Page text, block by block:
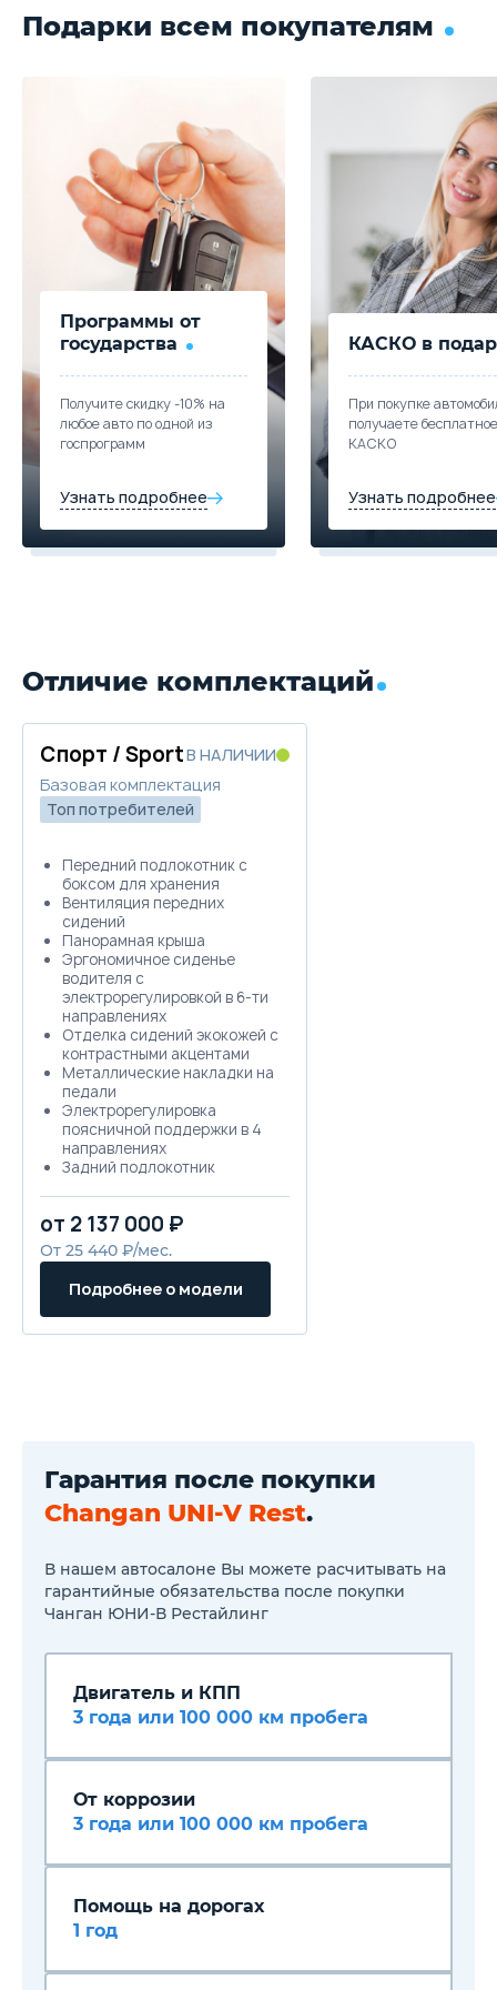
Подарки всем покупателям
Программы от
государства
Получите скидку -10% на
любое авто по одной из
госпрограмм
Узнать подробнее
КАСКО в
При покупке
получаете бесплатное
КАСКО
Узнать подробнее
Отличие комплектаций
Спорт / SportВ НАЛИЧИИ
Базовая комплектация
Топ потребителей
Передний подлокотник с
боксом для хранения
Вентиляция передних
сидений
Панорамная крыша
Эргономичное сиденье
водителя с
электрорегулировкой в 6-ти
направлениях
Отделка сидений экокожей с
контрастными акцентами
Металлические накладки на
педали
Электрорегулировка
поясничной поддержки в 4
направлениях
Задний подлокотник
Регулировка ремней
безопасности по высоте
Складывание спинки второго
ряда сидений в
соотношении 60:40
Отделка потолка черного
цвета
переключения передач
Система бесключевого
доступа
запуска двигателя
Рулевая колонка,
регулируемая по высоте и
вылету
управления с переменным
выбора режима
Атмосферная подсветка
Электронный стояночный
удержания
Селектор выбора режимов
движения (Эко, Комфорт,
Система помощи при
Автоматическое управление
дальним светом
Мультифункциональное
подогрева
от 2 137 000 ₽
От 25 440 ₽/мес.
Подробнее о модели
Гарантия после покупки
Changan UNI-V Rest.
В нашем автосалоне Вы можете расчитывать на
гарантийные обязательства после покупки
Чанган ЮНИ-В Рестайлинг
Двигатель и КПП
3 года или 100 000 км пробега
От коррозии
3 года или 100 000 км пробега
Помощь на дорогах
1 год